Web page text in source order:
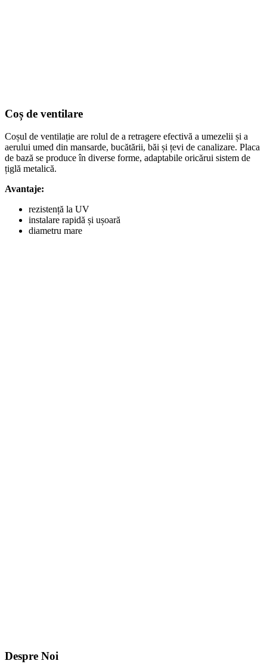
Coș de ventilare
Coșul de ventilație are rolul de a retragere efectivă a umezelii și a
aerului umed din mansarde, bucătării, băi și țevi de canalizare. Placa
de bază se produce în diverse forme, adaptabile oricărui sistem de
țiglă metalică.
Avantaje:
rezistență la UV
instalare rapidă și ușoară
diametru mare
Despre Noi